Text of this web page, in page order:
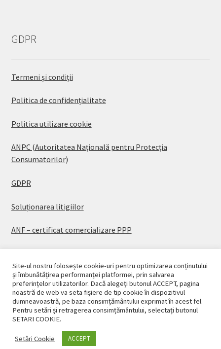
GDPR
Termeni și condiții
Politica de confidențialitate
Politica utilizare cookie
ANPC (Autoritatea Națională pentru Protecția
Consumatorilor)
GDPR
Soluționarea litigiilor
ANF – certificat comercializare PPP
© CASAPLANT 2026
Politică de confidențialitate
Site-ul nostru folosește cookie-uri pentru optimizarea conținutului
și îmbunătățirea performanței platformei, prin salvarea
preferințelor utilizatorilor. Dacă alegeți butonul ACCEPT, pagina
noastră de web va seta fișiere de tip cookie în dispozitivul
dumneavoastră, pe baza consimțământului exprimat în acest fel.
Pentru setări și retragerea consimțământului, selectați butonul
SETARI COOKIE.
Setări Cookie ACCEPT